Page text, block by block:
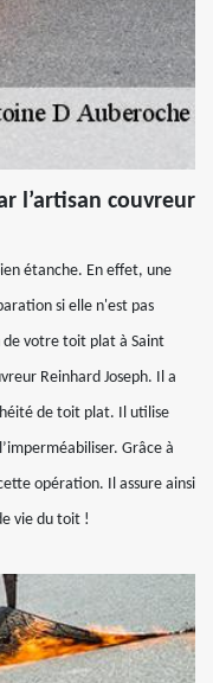
l’artisan couvreur
étanche. En effet, une
si elle n'est pas
votre toit plat à Saint
Reinhard Joseph. Il a
de toit plat. Il utilise
Grâce à
opération. Il assure ainsi
vie du toit !